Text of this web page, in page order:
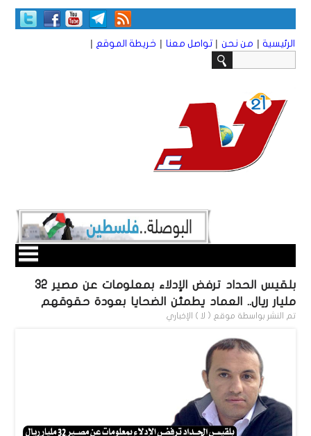
الرئيسية | من نحن | تواصل معنا | خريطة الموقع |
بلقيس الحداد ترفض الإدلاء بمعلومات عن مصير 32
مليار ريال.. العماد يطمئن الضحايا بعودة حقوقهم
تم النشر بواسطة موقع ( لا ) الإخباري